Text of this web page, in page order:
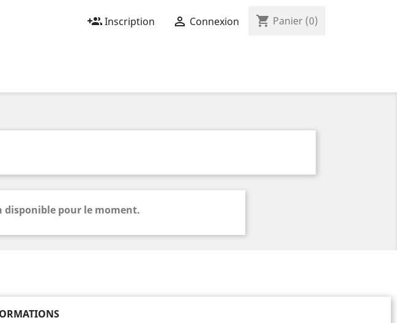
group_addInscription  Connexion shopping_cart Panier (0)
disponible pour le moment.